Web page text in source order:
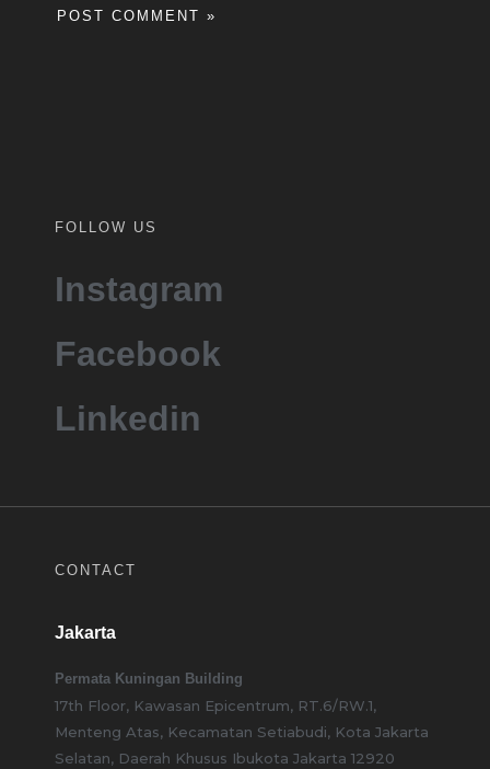
FOLLOW US
Instagram
Facebook
Linkedin
CONTACT
Jakarta
Permata Kuningan Building
17th Floor, Kawasan Epicentrum, RT.6/RW.1,
Menteng Atas, Kecamatan Setiabudi, Kota Jakarta
Selatan, Daerah Khusus Ibukota Jakarta 12920